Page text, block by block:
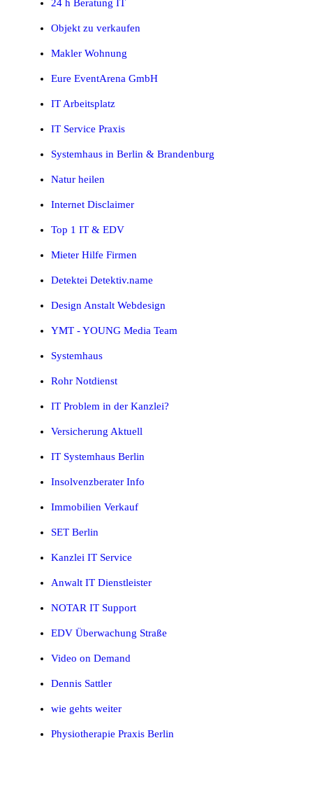
24 h Beratung IT
Objekt zu verkaufen
Makler Wohnung
Eure EventArena GmbH
IT Arbeitsplatz
IT Service Praxis
Systemhaus in Berlin & Brandenburg
Natur heilen
Internet Disclaimer
Top 1 IT & EDV
Mieter Hilfe Firmen
Detektei Detektiv.name
Design Anstalt Webdesign
YMT - YOUNG Media Team
Systemhaus
Rohr Notdienst
IT Problem in der Kanzlei?
Versicherung Aktuell
IT Systemhaus Berlin
Insolvenzberater Info
Immobilien Verkauf
SET Berlin
Kanzlei IT Service
Anwalt IT Dienstleister
NOTAR IT Support
EDV Überwachung Straße
Video on Demand
Dennis Sattler
wie gehts weiter
Physiotherapie Praxis Berlin